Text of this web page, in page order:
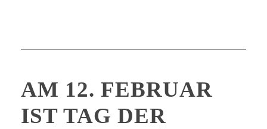
AM 12. FEBRUAR
IST TAG DER